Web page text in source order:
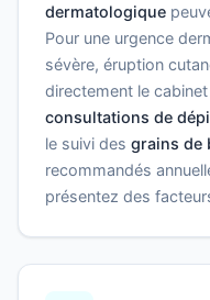
dermatologique
Pour une urgence
sévère, éruption
directement le
consultations de
le suivi des grains de
recommandés
présentez des